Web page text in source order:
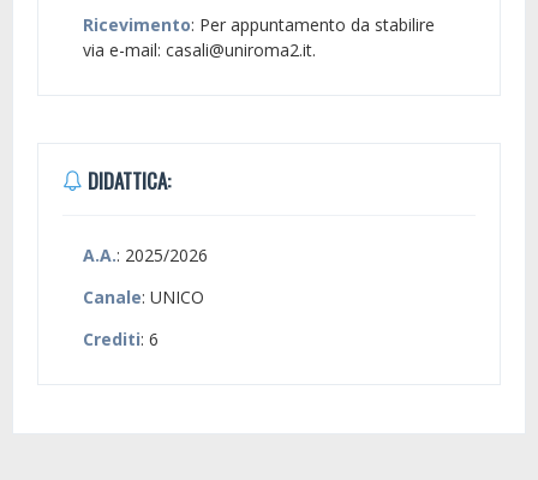
Ricevimento: Per appuntamento da stabilire
via e-mail: casali@uniroma2.it.
DIDATTICA:
A.A.: 2025/2026
Canale: UNICO
Crediti: 6